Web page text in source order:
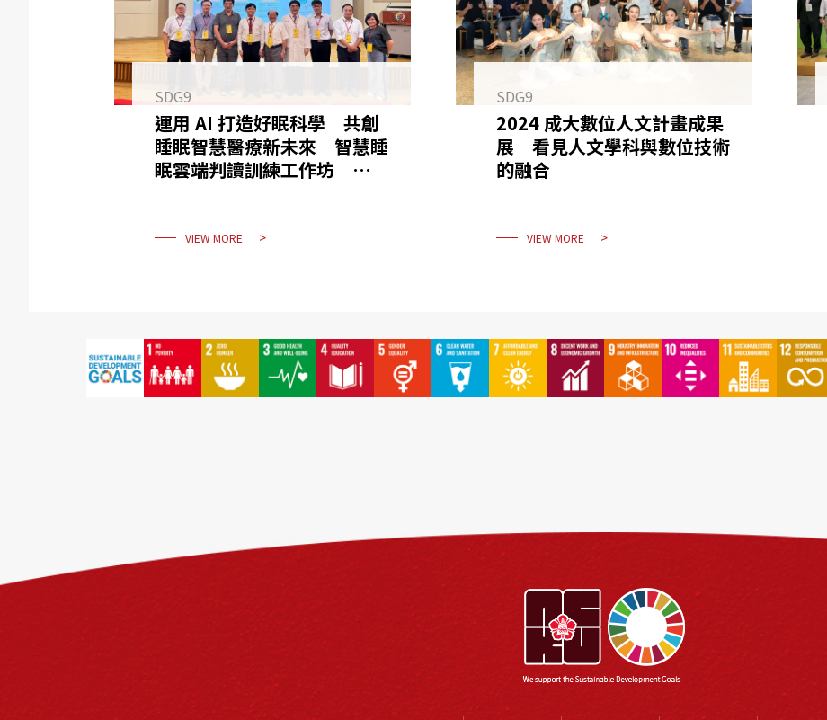
SDG9
運用 AI 打造好眠科學 共創
睡眠智慧醫療新未來 智慧睡
眠雲端判讀訓練工作坊 連續
VIEW MORE
SDG9
2024 成大數位人文計畫成果
展 看見人文學科與數位技術
的融合
VIEW MORE